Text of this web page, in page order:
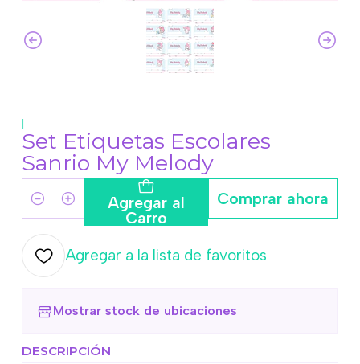
|
Set Etiquetas Escolares
Sanrio My Melody
Cantidad Agregar al
Carro
Comprar ahora
Agregar a la lista de favoritos
Mostrar stock de ubicaciones
DESCRIPCIÓN